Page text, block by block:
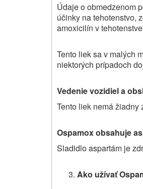
Údaje o obmedzenom
účinky na tehotenstvo,
amoxicilín v
Tento liek sa v malých
niektorých prípadoch
Vedenie vozidiel a
Tento liek nemá žiadny
Ospamox obsahuje
Sladidlo aspartám je
Ako užívať